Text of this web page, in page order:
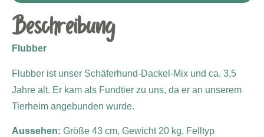
Beschreibung
Flubber
Flubber ist unser Schäferhund-Dackel-Mix und ca. 3,5
Jahre alt. Er kam als Fundtier zu uns, da er an unserem
Tierheim angebunden wurde.
Aussehen: Größe 43 cm, Gewicht 20 kg, Felltyp